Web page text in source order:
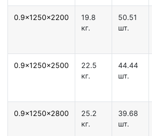
0.9x1250x2200
19.8
кг.
50.51
шт.
0.9x1250x2500
22.5
кг.
44.44
шт.
0.9x1250x2800
25.2
кг.
39.68
шт.